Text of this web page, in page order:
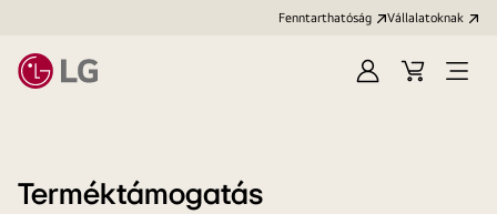
Fenntarthatóság Vállalatoknak
Bejelentkezés
KosárMenü
Terméktámogatás